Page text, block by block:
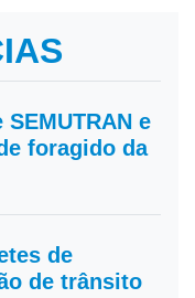
e
foragido da
de
de trânsito